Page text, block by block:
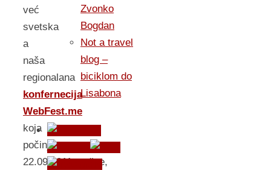
već
svetska
a
naša
regionalana
konfernecija
WebFest.me
koja
počinje
22.09.2011.godine,
Zvonko
Bogdan
Not a travel
blog –
biciklom do
Lisabona